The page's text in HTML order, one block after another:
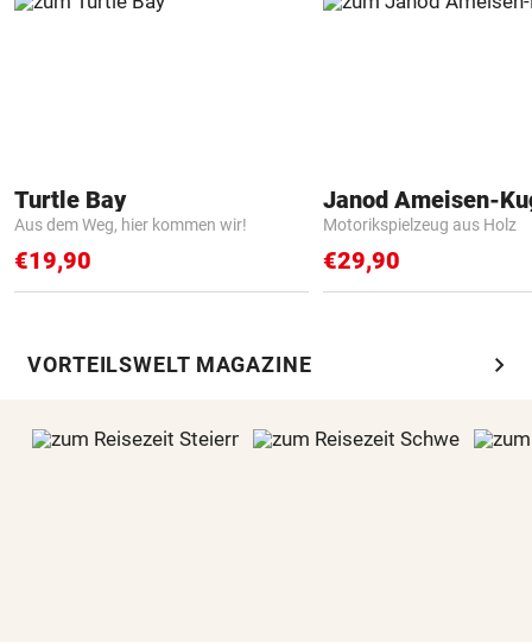
Turtle Bay
Aus dem Weg, hier kommen wir!
€19,90
Janod Ameisen-
Motorikspielzeug aus Holz
€29,90
VORTEILSWELT MAGAZINE chevron_right